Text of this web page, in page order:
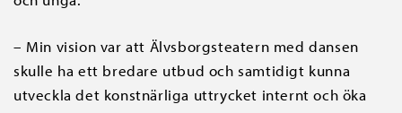
– Min vision var att Älvsborgsteatern med dansen
skulle ha ett bredare utbud och samtidigt kunna
utveckla det konstnärliga uttrycket internt och öka